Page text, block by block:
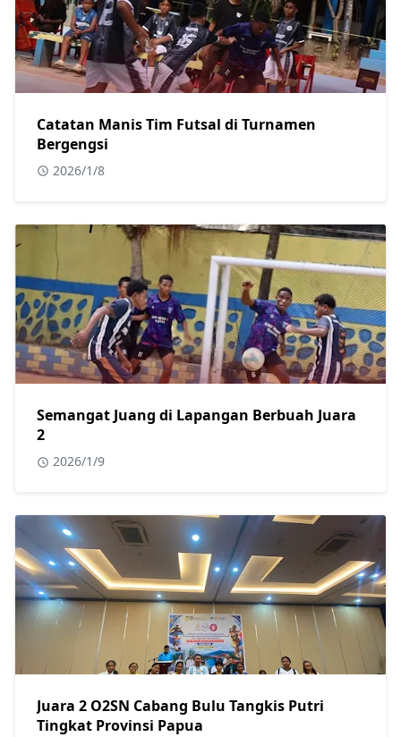
Catatan Manis Tim Futsal di Turnamen
Bergengsi
2026/1/8
Semangat Juang di Lapangan Berbuah Juara
2
2026/1/9
Juara 2 O2SN Cabang Bulu Tangkis Putri
Tingkat Provinsi Papua